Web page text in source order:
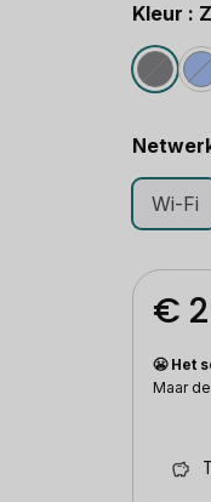
Kleur :
Wi-Fi
€
😬 Het
Maar